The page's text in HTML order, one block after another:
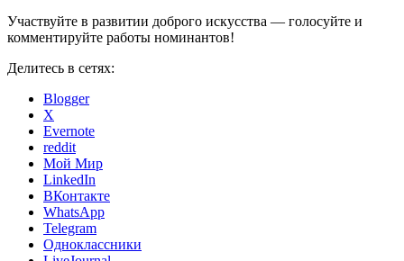
Участвуйте в развитии доброго искусства — голосуйте и
комментируйте работы номинантов!
Делитесь в сетях:
Blogger
X
Evernote
reddit
Мой Мир
LinkedIn
ВКонтакте
WhatsApp
Telegram
Одноклассники